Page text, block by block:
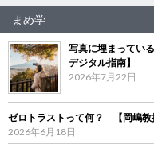
まめ学
写真に埋まってい
デジタル指南】
2026年7月22日
ゼロトラストって何？ 【岡嶋教
2026年6月18日